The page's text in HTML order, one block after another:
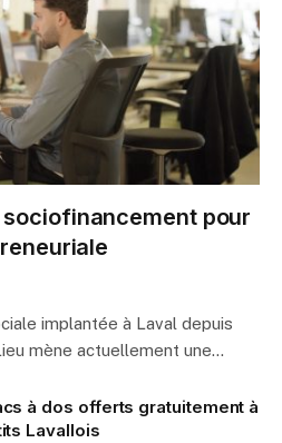
pour
implantée à Laval depuis
mène actuellement une…
à dos offerts gratuitement à
Lavallois